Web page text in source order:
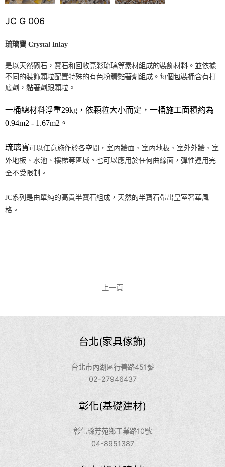
JC G 006
琉璃寶 Crystal Inlay
是以天然礦石，寶石和回收亮彩琉璃等素材組成的裝飾材料。並依據
不同的裝飾顆粒配置特殊的有色粉體黏著劑組成。每個包裝桶含有打
底劑，黏著劑跟顆粒。
一桶總材料淨重29kg，依顆粒大小而定，一桶施工面積約為
0.94m2 - 1.67m2。
琉璃寶 可以任意施作於各空間，室內牆面、室內地板、室外外牆、室
外地板、水池、樓梯等區域。也可以應用於任何曲線面，彈性運用完
全不受限制。
JC系列是由單純的高貴半寶石組成，天然的半寶石帶出皇室奢華風
格。
上一頁
台北(家具傢飾)
台北市內湖區行善路451號
02-27946437
彰化(基礎建材)
彰化縣芳苑鄉工業路10號
04-8951387